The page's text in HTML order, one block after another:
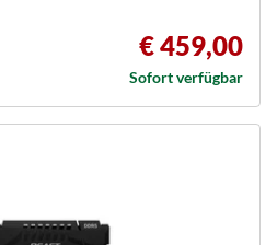
€ 459,00
Sofort verfügbar